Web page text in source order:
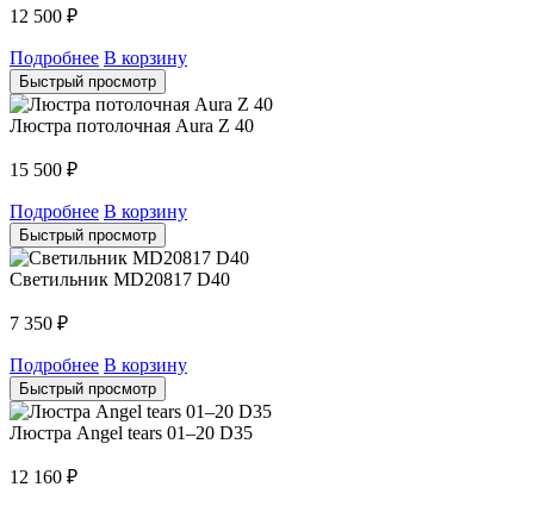
12 500 ₽
Подробнее В корзину
Быстрый просмотр
Люстра потолочная Aura Z 40
15 500 ₽
Подробнее В корзину
Быстрый просмотр
Светильник MD20817 D40
7 350 ₽
Подробнее В корзину
Быстрый просмотр
Люстра Angel tears 01–20 D35
12 160 ₽